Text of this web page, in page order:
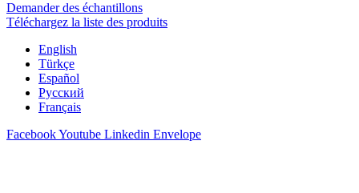
Demander des échantillons
Téléchargez la liste des produits
English
Türkçe
Español
Русский
Français
FacebookYoutube Linkedin Envelope